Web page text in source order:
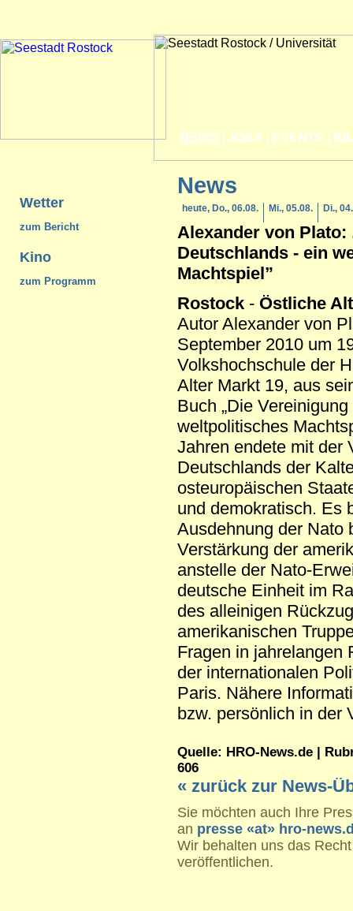
NEWS JOBS EVENTS
Wetter
zum Bericht
Kino
zum Programm
News
heute, Do., 06.08. Mi., 05.08. Di.,
Alexander von Plato:
Deutschlands - ein
Machtspiel”
Rostock - Östliche
Autor Alexander von
September 2010 um
Volkshochschule der
Alter Markt 19, aus
Buch „Die
weltpolitisches
Jahren endete mit der
Deutschlands der
osteuropäischen
und demokratisch. Es
Ausdehnung der Nato
Verstärkung der
anstelle der Nato-
deutsche Einheit im
des alleinigen
amerikanischen
Fragen in jahrelangen
der internationalen
Paris. Nähere
bzw. persönlich in der
Quelle: HRO-News.de |
606
« zurück zur News-
Sie möchten auch Ihre
an presse «at» hro-
Wir behalten uns das
veröffentlichen.